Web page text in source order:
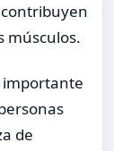
músculos.
importante
de